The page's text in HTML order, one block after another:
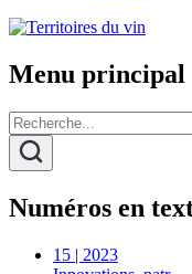
Menu principal
Numéros en
15 | 2023